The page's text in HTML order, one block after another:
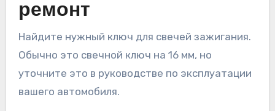
ремонт
Найдите нужный ключ для свечей зажигания.
Обычно это свечной ключ на 16 мм, но
уточните это в руководстве по эксплуатации
вашего автомобиля.